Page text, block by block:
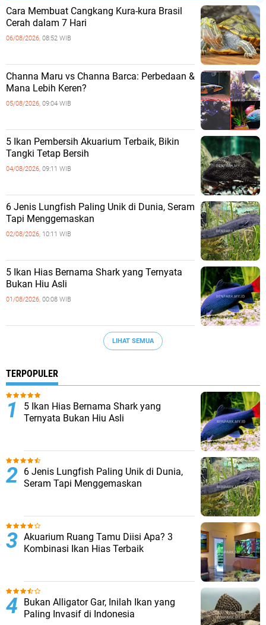
Cara Membuat Cangkang Kura-kura Brasil
Cerah dalam 7 Hari
06/08/2026, 08:52 WIB
Channa Maru vs Channa Barca: Perbedaan &
Mana Lebih Keren?
05/08/2026, 09:04 WIB
5 Ikan Pembersih Akuarium Terbaik, Bikin
Tangki Tetap Bersih
04/08/2026, 09:11 WIB
6 Jenis Lungfish Paling Unik di Dunia, Seram
Tapi Menggemaskan
02/08/2026, 10:11 WIB
5 Ikan Hias Bernama Shark yang Ternyata
Bukan Hiu Asli
01/08/2026, 00:08 WIB
LIHAT SEMUA
TERPOPULER
5 Ikan Hias Bernama Shark yang
Ternyata Bukan Hiu Asli
6 Jenis Lungfish Paling Unik di Dunia,
Seram Tapi Menggemaskan
Akuarium Ruang Tamu Diisi Apa? 3
Kombinasi Ikan Hias Terbaik
Bukan Alligator Gar, Inilah Ikan yang
Paling Invasif di Indonesia